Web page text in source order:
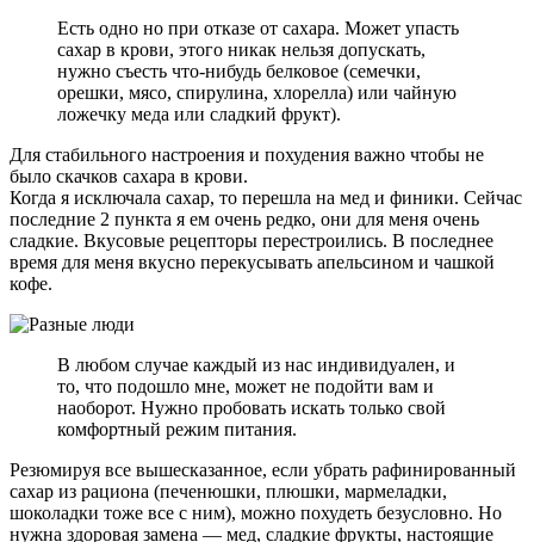
Есть одно но при отказе от сахара. Может упасть
сахар в крови, этого никак нельзя допускать,
нужно съесть что-нибудь белковое (семечки,
орешки, мясо, спирулина, хлорелла) или чайную
ложечку меда или сладкий фрукт).
Для стабильного настроения и похудения важно чтобы не
было скачков сахара в крови.
Когда я исключала сахар, то перешла на мед и финики. Сейчас
последние 2 пункта я ем очень редко, они для меня очень
сладкие. Вкусовые рецепторы перестроились. В последнее
время для меня вкусно перекусывать апельсином и чашкой
кофе.
В любом случае каждый из нас индивидуален, и
то, что подошло мне, может не подойти вам и
наоборот. Нужно пробовать искать только свой
комфортный режим питания.
Резюмируя все вышесказанное, если убрать рафинированный
сахар из рациона (печенюшки, плюшки, мармеладки,
шоколадки тоже все с ним), можно похудеть безусловно. Но
нужна здоровая замена — мед, сладкие фрукты, настоящие